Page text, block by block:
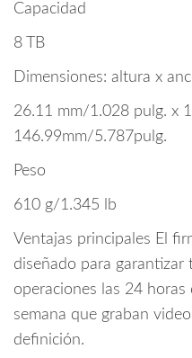
235MB/s/
Hasta
16
Capacidad
8 TB
Dimensiones: altura x
26.11 mm/1.028 pulg. x
146.99mm/5.787pulg.
Peso
610 g/1.345 lb
Ventajas principales El
diseñado para
operaciones las 24
semana que graban
definición.